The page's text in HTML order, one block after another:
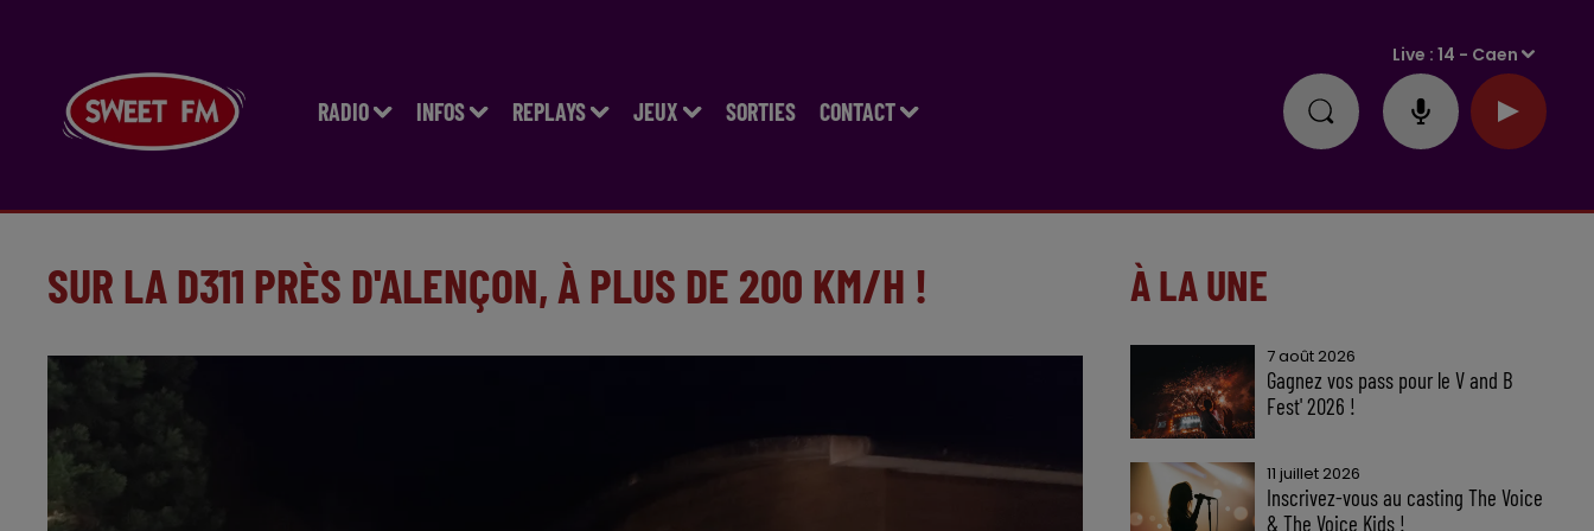
RADIO INFOS REPLAYS JEUX SORTIES CONTACT
Live :14 - Caen
SUR LA D311 PRÈS D'ALENÇON, À PLUS DE 200 KM/H ! À LA UNE
7 août 2026
Gagnez vos pass pour le V and B
Fest' 2026 !
11 juillet 2026
Inscrivez-vous au casting The Voice
& The Voice Kids !